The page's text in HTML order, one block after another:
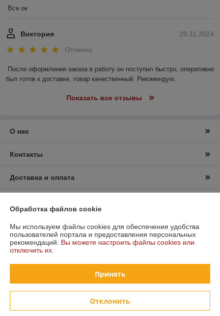
Все ок
29.11.2024
Виктория
Отлично
После оформления заказа в работу он поступил быстро, оперативно
был готов к доставке, товар качественный. Рекомендую.
Показать все отзывы
О нас
Контакты
Доставка и оплата
Полная версия сайта
Политика обработки cookies
Обработка файлов cookie
Мы используем файлы cookies для обеспечения удобства
пользователей портала и предоставления персональных
рекомендаций. Вы можете настроить файлы cookies или
отключить их.
Принять
Отклонить